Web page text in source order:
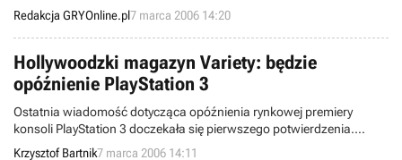
budziło u Was podobne zainteresowanie.
Redakcja GRYOnline.pl7 marca 2006 14:20
Hollywoodzki magazyn Variety: będzie
opóźnienie PlayStation 3
Ostatnia wiadomość dotycząca opóźnienia rynkowej premiery
konsoli PlayStation 3 doczekała się pierwszego potwierdzenia.
Amerykański magazyn Variety opublikował wywiad z panem
Krzysztof Bartnik7 marca 2006 14:11